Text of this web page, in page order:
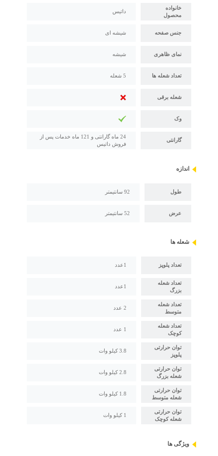
خانواده
محصول
داتیس
جنس صفحه شیشه ای
نمای ظاهری شیشه
تعداد شعله ها 5 شعله
شعله برقی
وک
گارانتی
24 ماه گارانتی و 121 ماه خدمات پس از
فروش داتیس
اندازه
طول 92 سانتیمتر
عرض 52 سانتیمتر
شعله ها
تعداد پلوپز 1عدد
تعداد شعله
بزرگ
1عدد
تعداد شعله
متوسط
2 عدد
تعداد شعله
کوچک
1 عدد
توان حرارتی
پلوپز
3.8 کیلو وات
توان حرارتی
شعله بزرگ
2.8 کیلو وات
توان حرارتی
شعله متوسط
1.8 کیلو وات
توان حرارتی
شعله کوچک
1 کیلو وات
ویژگی ها